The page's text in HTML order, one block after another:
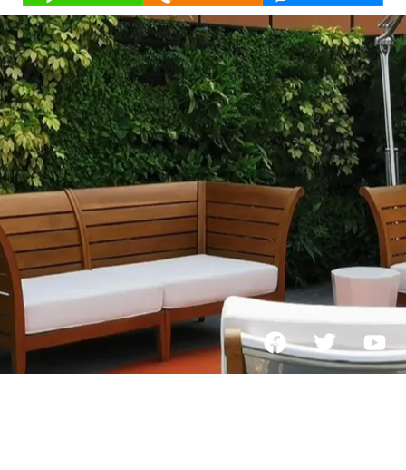
ติดต่อเรา
ยืนยันรการจ่ายเงิน
we not design product
wecreated our tomorrow